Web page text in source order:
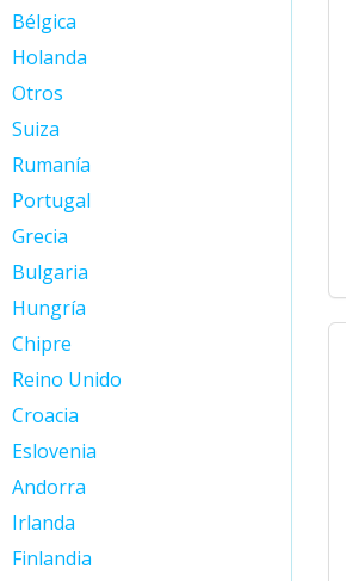
Bélgica
Holanda
Otros
Suiza
Rumanía
Portugal
Grecia
Bulgaria
Hungría
Chipre
Reino Unido
Croacia
Eslovenia
Andorra
Irlanda
Finlandia